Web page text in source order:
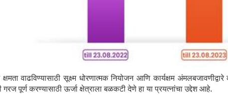
वाढविण्यासाठी सूक्ष्म धोरणात्मक नियोजन आणि कार्यक्षम
पूर्ण करण्यासाठी ऊर्जा क्षेत्राला बळकटी देणे हा या प्रयत्नांचा उद्देश आहे.